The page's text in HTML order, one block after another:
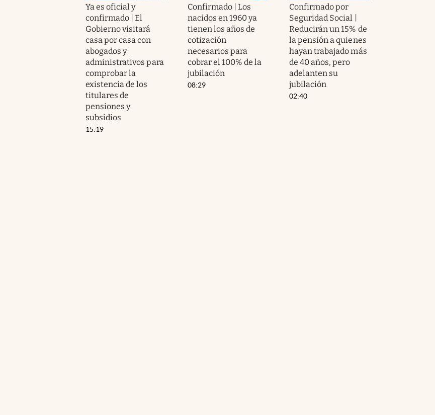
Ya es oficial y
confirmado | El
Gobierno visitará
casa por casa con
abogados y
administrativos para
comprobar la
existencia de los
titulares de
pensiones y
subsidios
15:19
Confirmado | Los
nacidos en 1960 ya
tienen los años de
cotización
necesarios para
cobrar el 100% de la
jubilación
08:29
Confirmado por
Seguridad Social |
Reducirán un 15% de
la pensión a quienes
hayan trabajado más
de 40 años, pero
adelanten su
jubilación
02:40